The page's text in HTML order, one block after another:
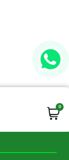
0